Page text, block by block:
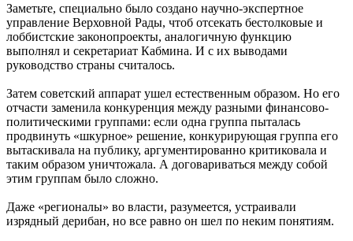
Заметьте, специально было создано научно-экспертное
управление Верховной Рады, чтоб отсекать бестолковые и
лоббистские законопроекты, аналогичную функцию
выполнял и секретариат Кабмина. И с их выводами
руководство страны считалось.
Затем советский аппарат ушел естественным образом. Но его
отчасти заменила конкуренция между разными финансово-
политическими группами: если одна группа пыталась
продвинуть «шкурное» решение, конкурирующая группа его
вытаскивала на публику, аргументированно критиковала и
таким образом уничтожала. А договариваться между собой
этим группам было сложно.
Даже «регионалы» во власти, разумеется, устраивали
изрядный дерибан, но все равно он шел по неким понятиям.